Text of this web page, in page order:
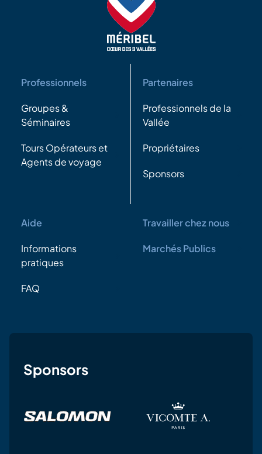
Professionnels
Groupes &
Séminaires
Tours Opérateurs et
Agents de voyage
Partenaires
Professionnels de la
Vallée
Propriétaires
Sponsors
Aide
Informations
pratiques
FAQ
Travailler chez nous
Marchés Publics
Sponsors